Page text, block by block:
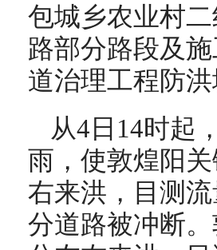
包城乡农业村
路部分路段及
道治理工程防
从4日14时起
雨，使敦煌阳
右来洪，目测
分道路被冲断